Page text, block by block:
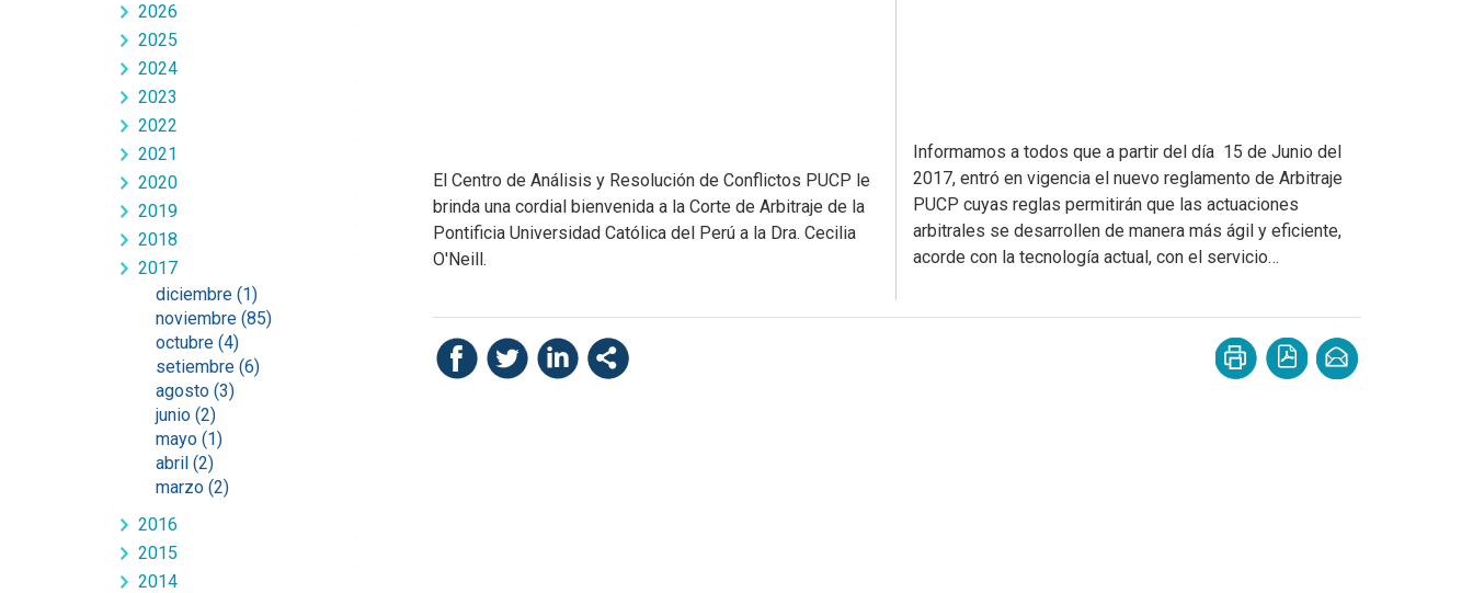
2026
2025
2024
2023
2022
2021
2020
2019
2018
2017
diciembre (1)
noviembre (85)
octubre (4)
setiembre (6)
agosto (3)
junio (2)
mayo (1)
abril (2)
marzo (2)
2016
2015
2014
El Centro de Análisis y Resolución de Conflictos PUCP le
brinda una cordial bienvenida a la Corte de Arbitraje de la
Pontificia Universidad Católica del Perú a la Dra. Cecilia
O'Neill.
Informamos a todos que a partir del día 15 de Junio del
2017, entró en vigencia el nuevo reglamento de Arbitraje
PUCP cuyas reglas permitirán que las actuaciones
arbitrales se desarrollen de manera más ágil y eficiente,
acorde con la tecnología actual, con el servicio…